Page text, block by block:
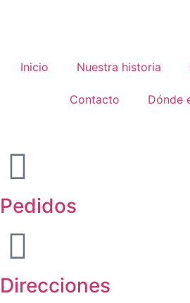
Inicio Nuestra historia
Contacto Dónde
Pedidos
Direcciones